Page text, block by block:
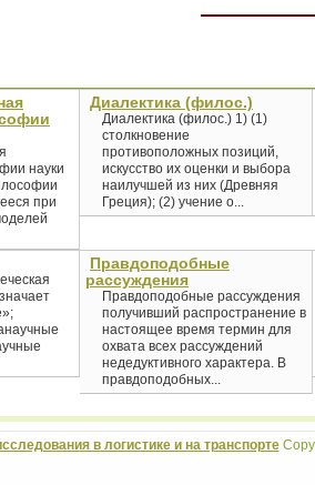
науки
при
Диалектика (филос.)
Диалектика (филос.) 1) (1)
столкновение
противоположных позиций,
искусство их оценки и выбора
наилучшей из них (Древняя
Греция); (2) учение о...
Правдоподобные
рассуждения
Правдоподобные рассуждения
получивший распространение в
настоящее время термин для
охвата всех рассуждений
недедуктивного характера. В
правдоподобных...
в логистике и на транспорте